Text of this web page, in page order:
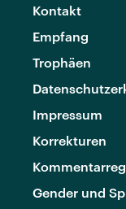
Kontakt
Empfang
Trophäen
Impressum
Korrekturen
Gender und